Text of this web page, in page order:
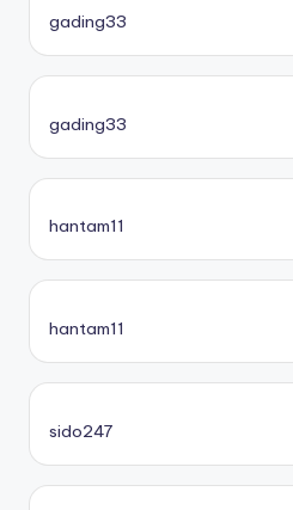
gading33
gading33
hantam11
hantam11
sido247